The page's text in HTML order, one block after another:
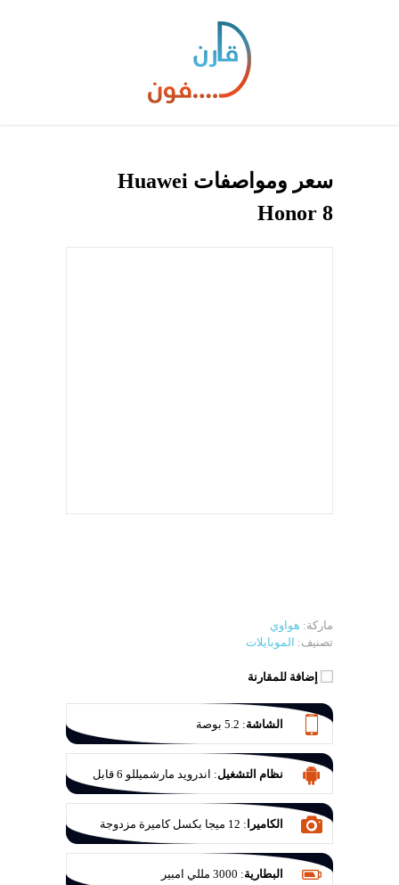
سعر ومواصفات Huawei
Honor 8
ماركة: هواوي
تصنيف: الموبايلات
إضافة للمقارنة
الشاشة: 5.2 بوصة
نظام التشغيل:
اندرويد مارشميللو 6 قابل
للتحديث الي نوجا 7
الكاميرا :
12 ميجا بكسل كاميرة مزدوجة
بفتحة عدسة f/2.2
البطارية: 3000 مللي امبير